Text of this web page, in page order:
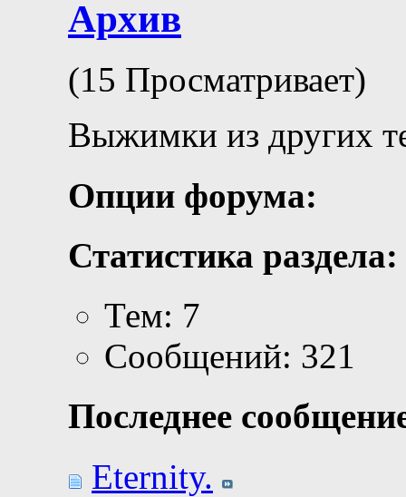
Архив
(15 Просматривает)
Выжимки из других
Опции форума:
Статистика раздела:
Тем: 7
Сообщений: 321
Последнее
Eternity.